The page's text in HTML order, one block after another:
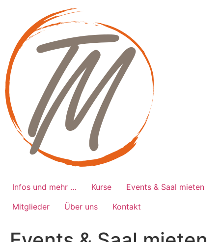
springen
Infos und mehr … Kurse
Events & Saal mieten
Mitglieder
Über uns Kontakt